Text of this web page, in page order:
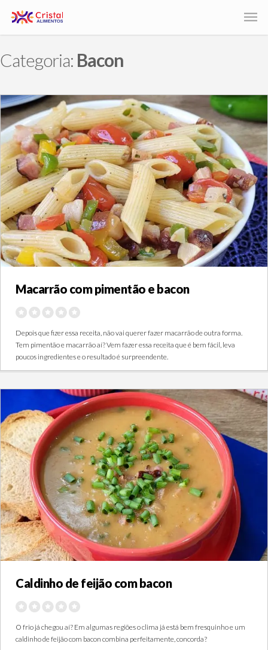
Categoria: Bacon
Macarrão com pimentão e bacon
Depois que fizer essa receita, não vai querer fazer macarrão de outra forma.
Tem pimentão e macarrão aí? Vem fazer essa receita que é bem fácil, leva
poucos ingredientes e o resultado é surpreendente.
Caldinho de feijão com bacon
O frio já chegou aí? Em algumas regiões o clima já está bem fresquinho e um
caldinho de feijão com bacon combina perfeitamente, concorda?